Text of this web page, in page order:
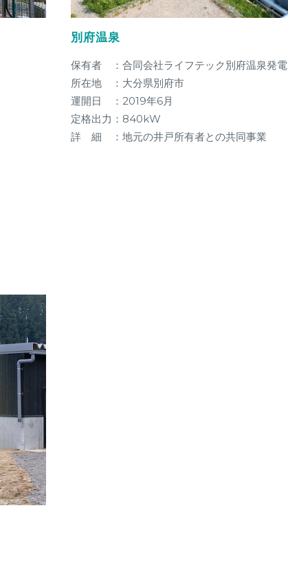
別府温泉
保有者 ：合同会社ライフテック別府温泉発電
所在地 ：大分県別府市
運開日 ：2019年6月
定格出力：840kW
詳 細 ：地元の井戸所有者との共同事業